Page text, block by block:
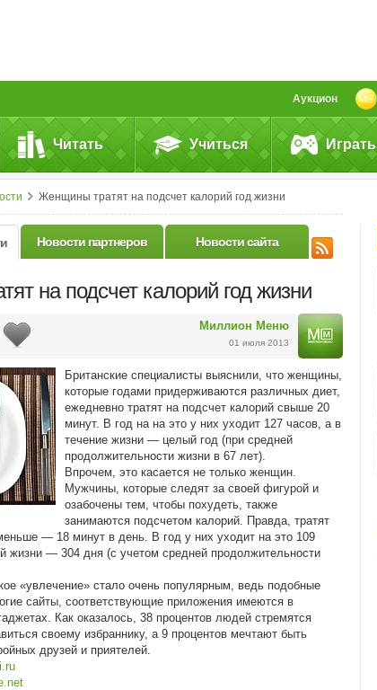
Аукцион
Читать Учиться Играть
Женщины тратят на подсчет калорий год жизни
Новости партнеров Новости сайта
на подсчет калорий год жизни
Миллион Меню
01 июля 2013
Британские специалисты выяснили, что женщины,
которые годами придерживаются различных диет,
ежедневно тратят на подсчет калорий свыше 20
минут. В год на на это у них уходит 127 часов, а в
течение жизни — целый год (при средней
продолжительности жизни в 67 лет).
Впрочем, это касается не только женщин.
Мужчины, которые следят за своей фигурой и
озабочены тем, чтобы похудеть, также
занимаются подсчетом калорий. Правда, тратят
— 18 минут в день. В год у них уходит на это 109
жизни — 304 дня (с учетом средней продолжительности
«увлечение» стало очень популярным, ведь подобные
сайты, соответствующие приложения имеются в
Как оказалось, 38 процентов людей стремятся
своему избраннику, а 9 процентов мечтают быть
друзей и приятелей.